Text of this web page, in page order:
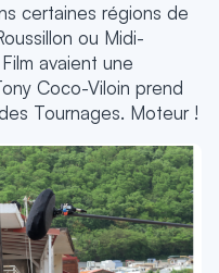
certaines régions de
ou Midi-
avaient une
Coco-Viloin prend
Tournages. Moteur !